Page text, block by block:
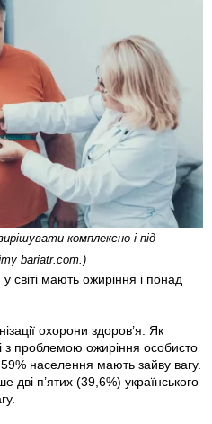
комплексно і під
bariatr.com.)
світі мають ожиріння і понад
охорони здоров’я. Як
з проблемою ожиріння особисто
населення мають зайву вагу.
п’ятих (39,6%) українського